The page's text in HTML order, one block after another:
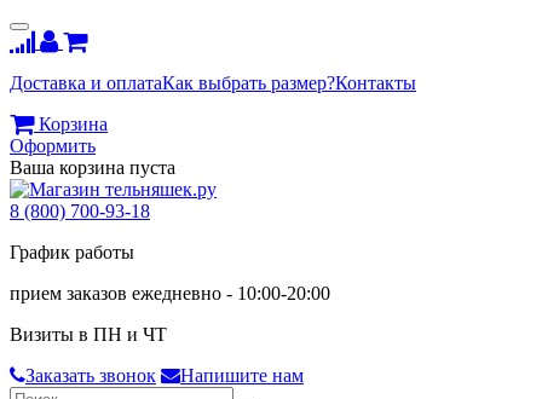
Доставка и оплатаКак выбрать размер?Контакты
Корзина
Оформить
Ваша корзина пуста
8 (800) 700-93-18
График работы
прием заказов ежедневно - 10:00-20:00
Визиты в ПН и ЧТ
Заказать звонок
Напишите нам